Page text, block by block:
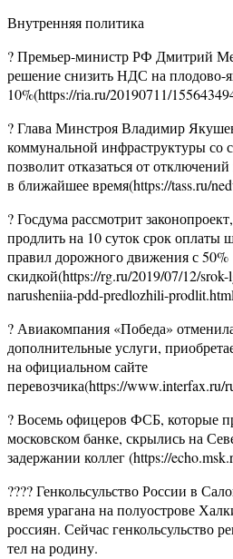
Внутренняя политика
? Премьер-министр РФ Дмитрий
решение снизить НДС на
10%(https://ria.ru/20190711/
? Глава Минстроя Владимир
коммунальной инфраструктуры со
позволит отказаться от
в ближайшее время(https://tass.ru/
? Госдума рассмотрит
продлить на 10 суток срок оплаты
правил дорожного движения с 50%
скидкой(https://rg.ru/2019/07/12/
narusheniia-pdd-predlozhili-
? Авиакомпания «Победа»
дополнительные услуги,
на официальном сайте
перевозчика(https://www.interfax.ru/
? Восемь офицеров ФСБ, которые
московском банке, скрылись на
задержании коллег (https://
???? Генкольсульство России в
время урагана на полуострове
россиян. Сейчас генкольсульство
тел на родину.